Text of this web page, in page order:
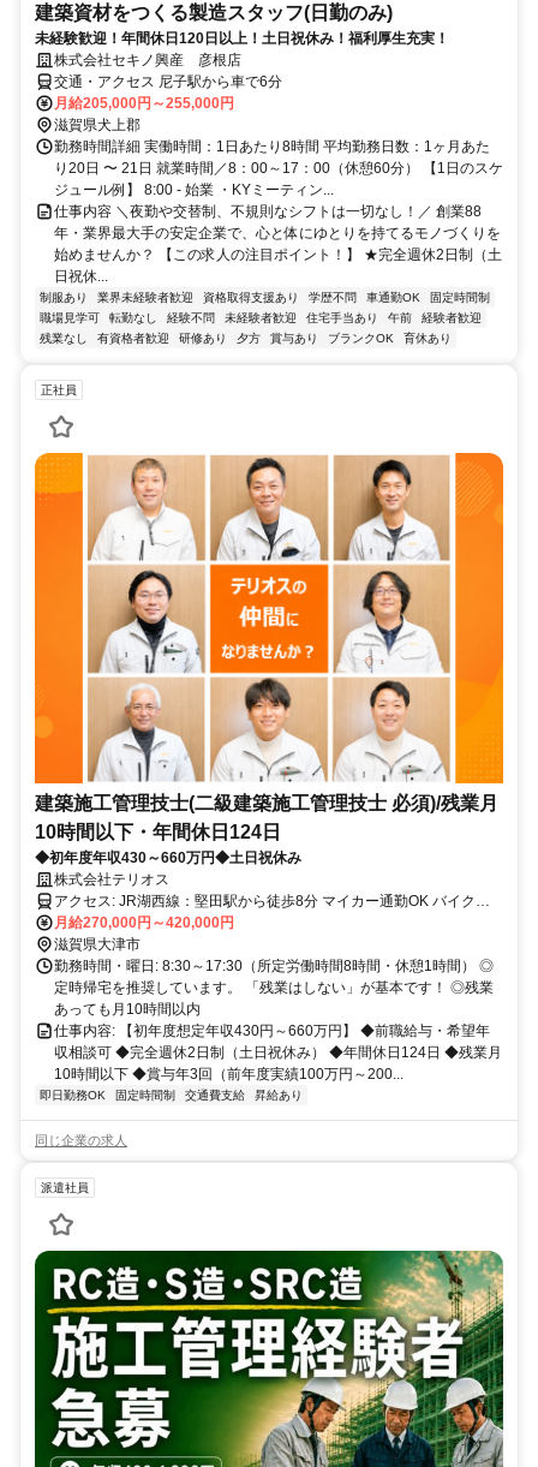
建築資材をつくる製造スタッフ(日勤のみ)
未経験歓迎！年間休日120日以上！土日祝休み！福利厚生充実！
株式会社セキノ興産 彦根店
交通・アクセス 尼子駅から車で6分
月給205,000円～255,000円
滋賀県犬上郡
勤務時間詳細 実働時間：1日あたり8時間 平均勤務日数：1ヶ月あた
り20日 〜 21日 就業時間／8：00～17：00（休憩60分） 【1日のスケ
ジュール例】 8:00 - 始業 ・KYミーティン...
仕事内容 ＼夜勤や交替制、不規則なシフトは一切なし！／ 創業88
年・業界最大手の安定企業で、心と体にゆとりを持てるモノづくりを
始めませんか？ 【この求人の注目ポイント！】 ★完全週休2日制（土
日祝休...
制服あり 業界未経験者歓迎 資格取得支援あり 学歴不問 車通勤OK
固定時間制
職場見学可
転勤なし 経験不問 未経験者歓迎 住宅手当あり 午前
経験者歓迎
残業なし
有資格者歓迎 研修あり 夕方 賞与あり ブランクOK 育休あり
正社員
建築施工管理技士(二級建築施工管理技士 必須)/残業月
10時間以下・年間休日124日
◆初年度年収430～660万円◆土日祝休み
株式会社テリオス
アクセス: JR湖西線：堅田駅から徒歩8分 マイカー通勤OK バイク・
自転車通勤もOK ※スタッフ専用駐車場完備
月給270,000円～420,000円
滋賀県大津市
勤務時間・曜日: 8:30～17:30（所定労働時間8時間・休憩1時間） ◎
定時帰宅を推奨しています。 「残業はしない」が基本です！ ◎残業
あっても月10時間以内
仕事内容: 【初年度想定年収430円～660万円】 ◆前職給与・希望年
収相談可 ◆完全週休2日制（土日祝休み） ◆年間休日124日 ◆残業月
10時間以下 ◆賞与年3回（前年度実績100万円～200...
即日勤務OK 固定時間制 交通費支給 昇給あり
同じ企業の求人
派遣社員